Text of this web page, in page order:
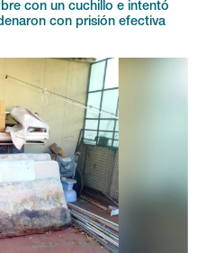
mayores: allanaron y
Almagro